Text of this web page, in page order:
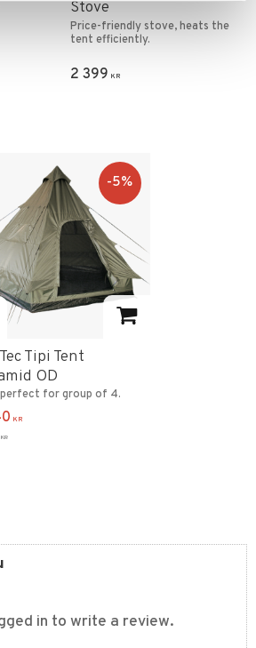
Stove
Price-friendly stove, heats the
tent efficiently.
2 399 KR
to favorites
Tipi Tent
OD
for group of 4.
KR
5%